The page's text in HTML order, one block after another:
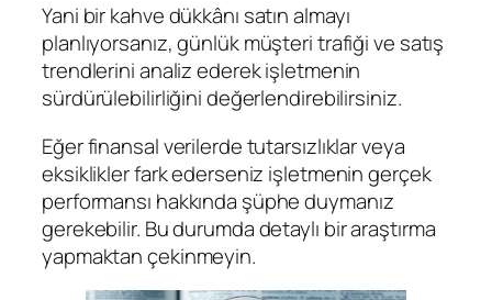
Yani bir kahve dükkânı satın almayı
planlıyorsanız, günlük müşteri trafiği ve satış
trendlerini analiz ederek işletmenin
sürdürülebilirliğini değerlendirebilirsiniz.
Eğer finansal verilerde tutarsızlıklar veya
eksiklikler fark ederseniz işletmenin gerçek
performansı hakkında şüphe duymanız
gerekebilir. Bu durumda detaylı bir araştırma
yapmaktan çekinmeyin.